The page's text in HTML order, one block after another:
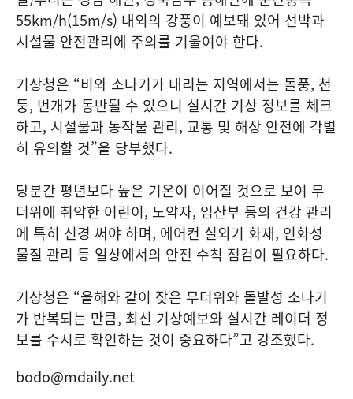
55km/h(15m/s) 내외의 강풍이 예보돼 있어 선박과
시설물 안전관리에 주의를 기울여야 한다.
기상청은 “비와 소나기가 내리는 지역에서는 돌풍, 천
둥, 번개가 동반될 수 있으니 실시간 기상 정보를 체크
하고, 시설물과 농작물 관리, 교통 및 해상 안전에 각별
히 유의할 것”을 당부했다.
당분간 평년보다 높은 기온이 이어질 것으로 보여 무
더위에 취약한 어린이, 노약자, 임산부 등의 건강 관리
에 특히 신경 써야 하며, 에어컨 실외기 화재, 인화성
물질 관리 등 일상에서의 안전 수칙 점검이 필요하다.
기상청은 “올해와 같이 잦은 무더위와 돌발성 소나기
가 반복되는 만큼, 최신 기상예보와 실시간 레이더 정
보를 수시로 확인하는 것이 중요하다”고 강조했다.
bodo@mdaily.net